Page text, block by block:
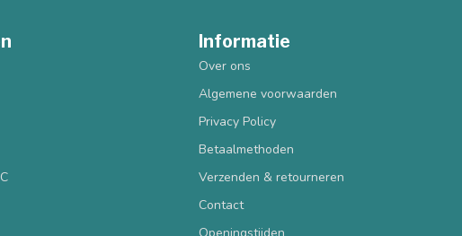
Informatie
Over ons
Algemene voorwaarden
Privacy Policy
Betaalmethoden
Verzenden & retourneren
Contact